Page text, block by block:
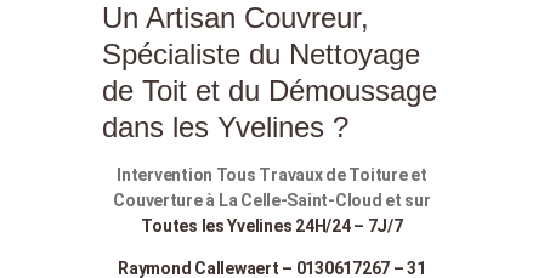
Un Artisan Couvreur,
Spécialiste du Nettoyage
de Toit et du Démoussage
dans les Yvelines ?
Intervention Tous Travaux de Toiture et
Couverture à La Celle-Saint-Cloud et sur
Toutes les Yvelines 24H/24 – 7J/7
Raymond Callewaert – 0130617267 – 31